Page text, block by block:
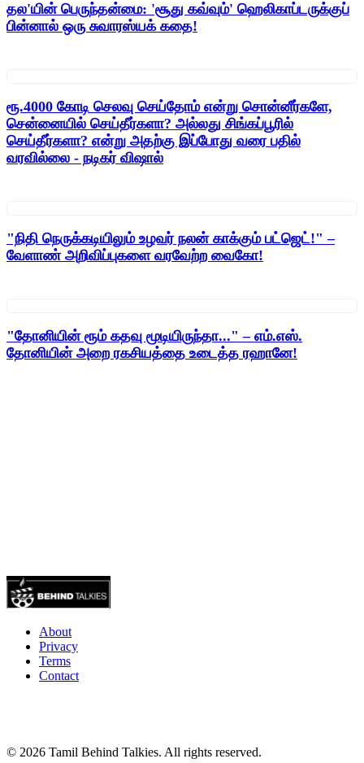
தல'யின் பெருந்தன்மை: 'சூது கவ்வும்' ஹெலிகாப்டருக்குப்
பின்னால் ஒரு சுவாரஸ்யக் கதை!
ரூ.4000 கோடி செலவு செய்தோம் என்று சொன்னீர்களே,
சென்னையில் செய்தீர்களா? அல்லது சிங்கப்பூரில்
செய்தீர்களா? என்று அதற்கு இப்போது வரை பதில்
வரவில்லை - நடிகர் விஷால்
"நிதி நெருக்கடியிலும் உழவர் நலன் காக்கும் பட்ஜெட்!" –
வேளாண் அறிவிப்புகளை வரவேற்ற வைகோ!
"தோனியின் ரூம் கதவு மூடியிருந்தா..." – எம்.எஸ்.
தோனியின் அறை ரகசியத்தை உடைத்த ரஹானே!
About
Privacy
Terms
Contact
© 2026 Tamil Behind Talkies. All rights reserved.